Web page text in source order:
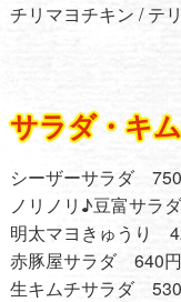
チリマヨチキン / テ
サラダ・キ
シーザーサラダ
ノリノリ♪豆富サラ
明太マヨきゅうり
赤豚屋サラダ 640円
生キムチサラダ